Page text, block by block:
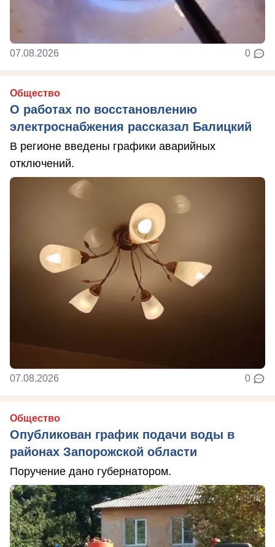
07.08.2026 0
Общество
О работах по восстановлению
электроснабжения рассказал Балицкий
В регионе введены графики аварийных
отключений.
07.08.2026 0
Общество
Опубликован график подачи воды в
районах Запорожской области
Поручение дано губернатором.